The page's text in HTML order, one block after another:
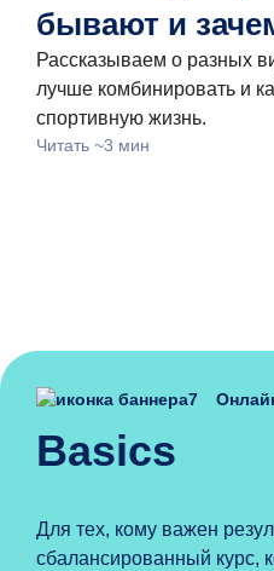
бывают и
Рассказываем о разных
лучше комбинировать и
спортивную жизнь.
Читать ~3 мин
Basics
Для тех, кому важен
сбалансированный курс,